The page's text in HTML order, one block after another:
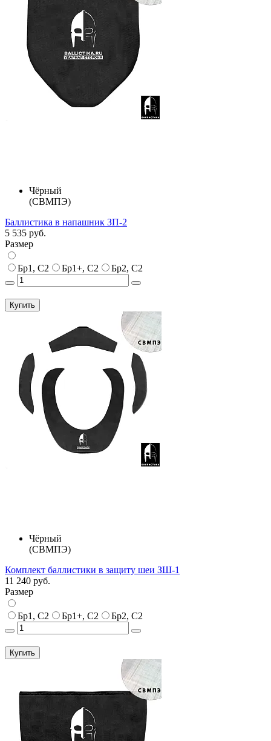
Чёрный
(СВМПЭ)
Баллистика в напашник ЗП-2
5 535 руб.
Размер
Бр1, С2 Бр1+, С2 Бр2, С2
Купить
Чёрный
(СВМПЭ)
Комплект баллистики в защиту шеи ЗШ-1
11 240 руб.
Размер
Бр1, С2 Бр1+, С2 Бр2, С2
Купить